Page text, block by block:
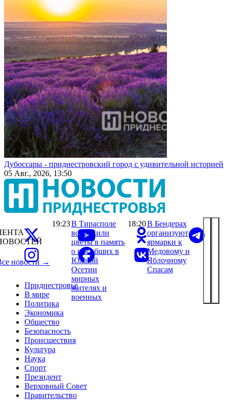
Дубоссары - приднестровский город с удивительной историей
05 Авг., 2026, 13:50
Приднестровье
В мире
Политика
Экономика
Общество
Безопасность
Происшествия
Культура
Наука
Спорт
Президент
Верховный Совет
Правительство
новости →
19:23В Тирасполе
возложили
цветы в память
о погибших в
Южной
Осетии
мирных
жителях и
военных
18:20В Бендерах
организуют
ярмарки к
Медовому и
Яблочному
Спасам